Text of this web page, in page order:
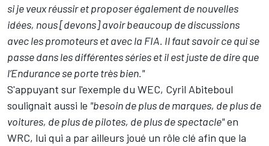
si je veux réussir et proposer également de nouvelles
idées, nous [devons] avoir beaucoup de discussions
avec les promoteurs et avec la FIA. Il faut savoir ce qui se
passe dans les différentes séries et il est juste de dire que
l’Endurance se porte très bien."
S'appuyant sur l'exemple du WEC, Cyril Abiteboul
soulignait aussi le "besoin de plus de marques, de plus de
voitures, de plus de pilotes, de plus de spectacle"en
WRC, lui qui a par ailleurs joué un rôle clé afin que la